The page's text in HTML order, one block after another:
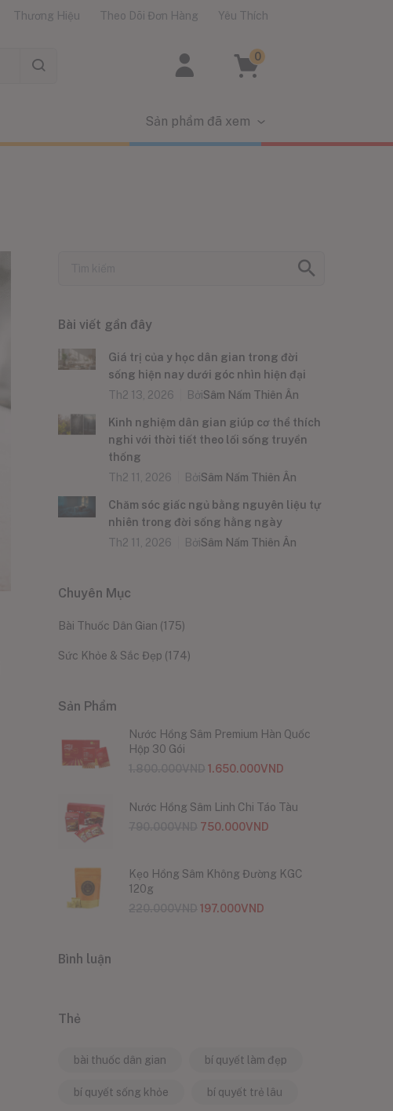
Thương Hiệu Theo Dõi Đơn Hàng Yêu Thích
0
Sản phẩm đã xem
Bài viết gần đây
Giá trị của y học dân gian trong đời
sống hiện nay dưới góc nhìn hiện đại
Th2 13, 2026
BởiSâm Nấm Thiên Ân
Kinh nghiệm dân gian giúp cơ thể thích
nghi với thời tiết theo lối sống truyền
thống
Th2 11, 2026
BởiSâm Nấm Thiên Ân
Chăm sóc giấc ngủ bằng nguyên liệu tự
nhiên trong đời sống hằng ngày
Th2 11, 2026
BởiSâm Nấm Thiên Ân
Chuyên Mục
Bài Thuốc Dân Gian (175)
Sức Khỏe & Sắc Đẹp (174)
Sản Phẩm
Nước Hồng Sâm Premium Hàn Quốc
Hộp 30 Gói
1.650.000VND
Nước Hồng Sâm Linh Chi Táo Tàu
750.000VND
Kẹo Hồng Sâm Không Đường KGC
120g
197.000VND
Bình luận
Thẻ
bài thuốc dân gian bí quyết làm đẹp
bí quyết sống khỏe bí quyết trẻ lâu